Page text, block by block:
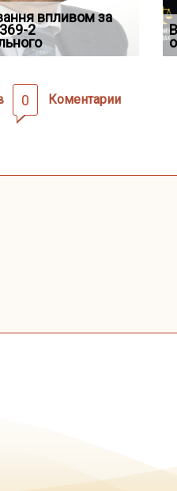
для
шкоди
пер
впливом за
2
захисту у
я
0 Коментарии